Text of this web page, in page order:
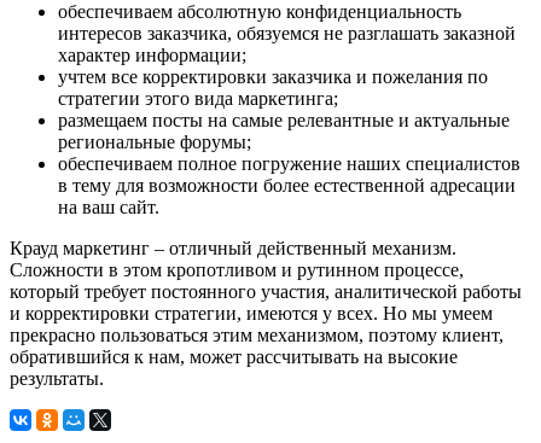
обеспечиваем абсолютную конфиденциальность
интересов заказчика, обязуемся не разглашать заказной
характер информации;
учтем все корректировки заказчика и пожелания по
стратегии этого вида маркетинга;
размещаем посты на самые релевантные и актуальные
региональные форумы;
обеспечиваем полное погружение наших специалистов
в тему для возможности более естественной адресации
на ваш сайт.
Крауд маркетинг – отличный действенный механизм.
Сложности в этом кропотливом и рутинном процессе,
который требует постоянного участия, аналитической работы
и корректировки стратегии, имеются у всех. Но мы умеем
прекрасно пользоваться этим механизмом, поэтому клиент,
обратившийся к нам, может рассчитывать на высокие
результаты.